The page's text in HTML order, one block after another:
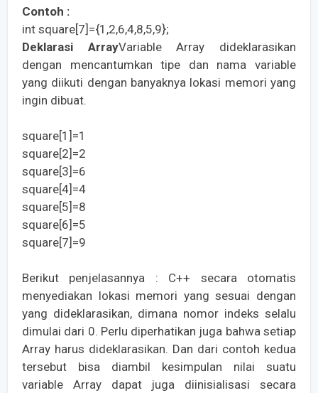
Contoh :
int square[7]={1,2,6,4,8,5,9};
Deklarasi ArrayVariable Array dideklarasikan
dengan mencantumkan tipe dan nama variable
yang diikuti dengan banyaknya lokasi memori yang
ingin dibuat.
square[1]=1
square[2]=2
square[3]=6
square[4]=4
square[5]=8
square[6]=5
square[7]=9
Berikut penjelasannya : C++ secara otomatis
menyediakan lokasi memori yang sesuai dengan
yang dideklarasikan, dimana nomor indeks selalu
dimulai dari 0. Perlu diperhatikan juga bahwa setiap
Array harus dideklarasikan. Dan dari contoh kedua
tersebut bisa diambil kesimpulan nilai suatu
variable Array dapat juga diinisialisasi secara